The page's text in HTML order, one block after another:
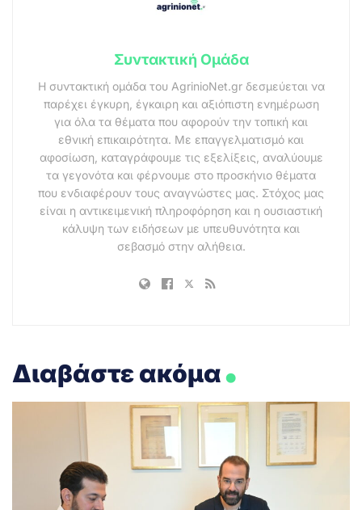
Συντακτική Ομάδα
Η συντακτική ομάδα του AgrinioNet.gr δεσμεύεται να
παρέχει έγκυρη, έγκαιρη και αξιόπιστη ενημέρωση
για όλα τα θέματα που αφορούν την τοπική και
εθνική επικαιρότητα. Με επαγγελματισμό και
αφοσίωση, καταγράφουμε τις εξελίξεις, αναλύουμε
τα γεγονότα και φέρνουμε στο προσκήνιο θέματα
που ενδιαφέρουν τους αναγνώστες μας. Στόχος μας
είναι η αντικειμενική πληροφόρηση και η ουσιαστική
κάλυψη των ειδήσεων με υπευθυνότητα και
σεβασμό στην αλήθεια.
Διαβάστε ακόμα.